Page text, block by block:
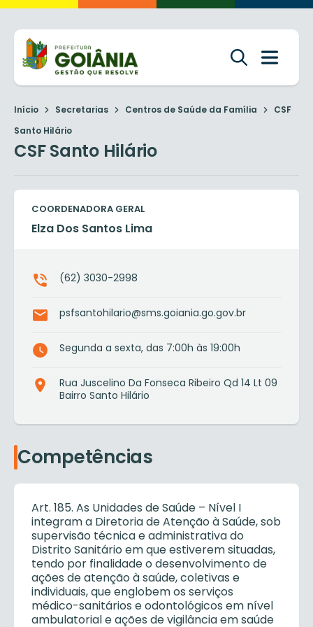
Início Secretarias Centros de Saúde da Família
CSF
Santo Hilário
CSF Santo Hilário
COORDENADORA GERAL
Elza Dos Santos Lima
(62) 3030-2998
psfsantohilario@sms.goiania.go.gov.br
Segunda a sexta, das 7:00h às 19:00h
Rua Juscelino Da Fonseca Ribeiro Qd 14 Lt 09
Bairro Santo Hilário
Competências
Art. 185. As Unidades de Saúde – Nível I
integram a Diretoria de Atenção à Saúde, sob
supervisão técnica e administrativa do
Distrito Sanitário em que estiverem situadas,
tendo por finalidade o desenvolvimento de
ações de atenção à saúde, coletivas e
individuais, que englobem os serviços
médico-sanitários e odontológicos em nível
ambulatorial e ações de vigilância em saúde